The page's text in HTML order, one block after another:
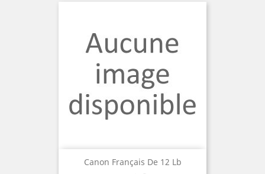
Canon Français De 12 Lb